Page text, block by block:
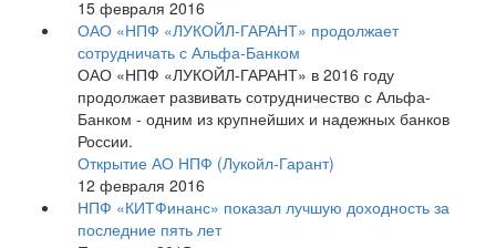
15 февраля 2016
ОАО «НПФ «ЛУКОЙЛ-ГАРАНТ» продолжает
сотрудничать с Альфа-Банком
ОАО «НПФ «ЛУКОЙЛ-ГАРАНТ» в 2016 году
продолжает развивать сотрудничество с Альфа-
Банком - одним из крупнейших и надежных банков
России.
Открытие АО НПФ (Лукойл-Гарант)
12 февраля 2016
НПФ «КИТФинанс» показал лучшую доходность за
последние пять лет